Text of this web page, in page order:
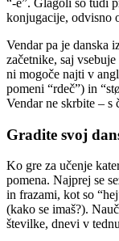
konjugacije, odvisno
Vendar pa je danska
začetnike, saj
ni mogoče najti v
pomeni “rdeč”) in
Vendar ne skrbite – s
Gradite svoj
Ko gre za učenje
pomena. Najprej se
in frazami, kot so
(kako se imaš?).
številke, dnevi v